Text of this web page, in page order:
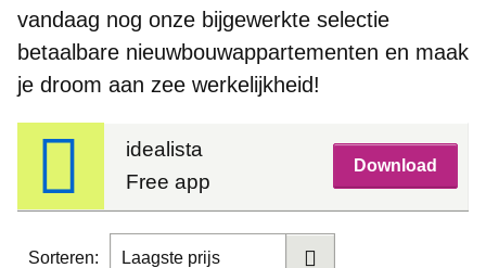
vandaag nog onze bijgewerkte selectie
betaalbare nieuwbouwappartementen en maak
je droom aan zee werkelijkheid!
idealista
Free app
Download
Sorteren: Laagste prijs